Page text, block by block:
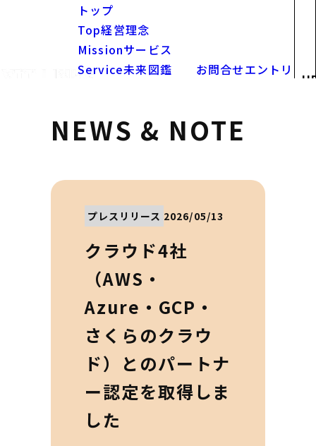
トップ
Top経営理念
Missionサービス
Service未来図鑑
Recruit求人情報
お問合せエントリ
NEWS & NOTE
プレスリリース 2026/05/13
クラウド4社
（AWS・
Azure・GCP・
さくらのクラウ
ド）とのパートナ
ー認定を取得しま
した